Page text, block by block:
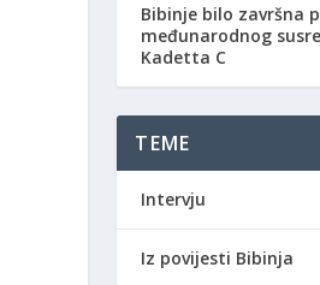
Bibinje bilo završna
međunarodnog
Kadetta C
TEME
Intervju
Iz povijesti Bibinja